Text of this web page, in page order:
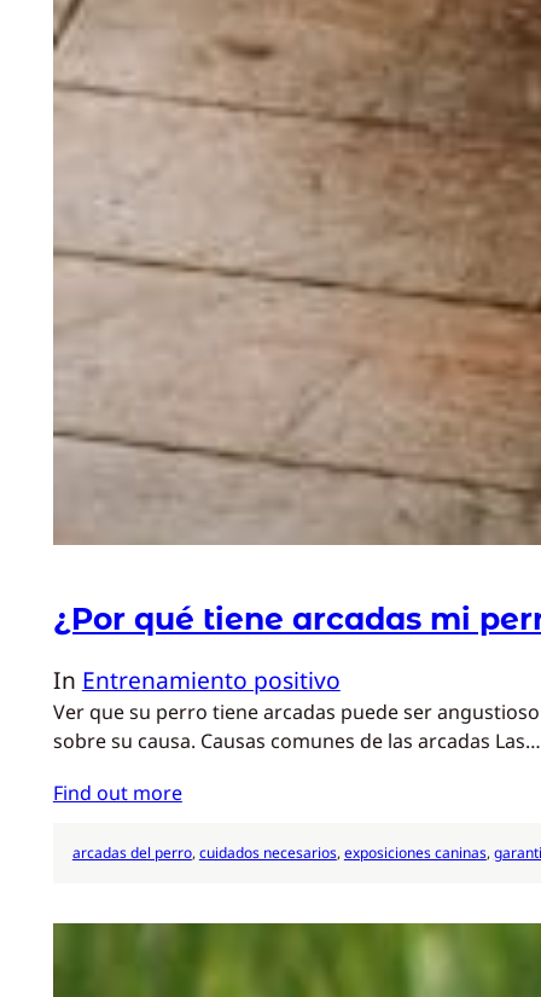
¿Por qué tiene arcadas mi
In Entrenamiento positivo
Ver que su perro tiene arcadas puede ser
sobre su causa. Causas comunes de las arcadas Las…
Find out more
arcadas del perro, cuidados necesarios, exposiciones caninas,